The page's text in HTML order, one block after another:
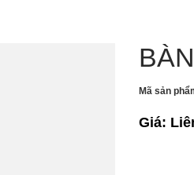
Mã sản
Giá: